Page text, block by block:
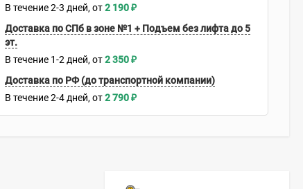
В течение 2-3 дней 2 190₽
Доставка по СПб в зоне №1 + Подъем без лифта до 5
эт.
В течение 1-2 дней 2 350₽
Доставка по РФ (до транспортной компании)
В течение 2-4 дней 2 790₽